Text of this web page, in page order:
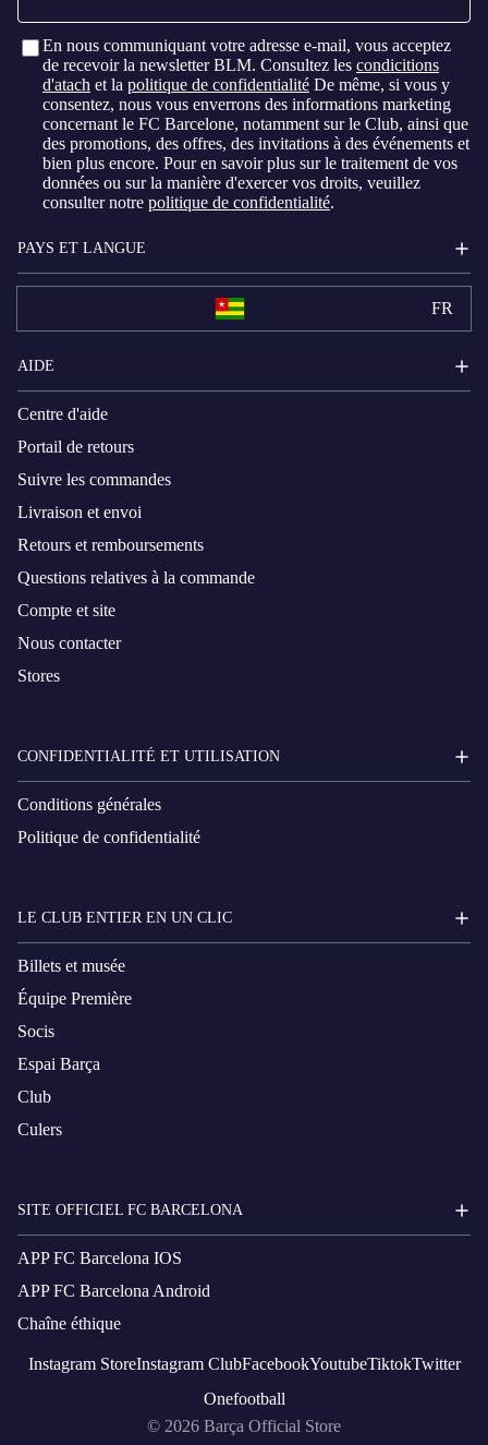
En nous communiquant votre adresse e-mail, vous acceptez
de recevoir la newsletter BLM. Consultez les condicitions
d'atach et la politique de confidentialité De même, si vous y
consentez, nous vous enverrons des informations marketing
concernant le FC Barcelone, notamment sur le Club, ainsi que
des promotions, des offres, des invitations à des événements et
bien plus encore. Pour en savoir plus sur le traitement de vos
données ou sur la manière d'exercer vos droits, veuillez
consulter notre politique de confidentialité.
PAYS ET LANGUE
FR
AIDE
Centre d'aide
Portail de retours
Suivre les commandes
Livraison et envoi
Retours et remboursements
Questions relatives à la commande
Compte et site
Nous contacter
Stores
CONFIDENTIALITÉ ET UTILISATION
Conditions générales
Politique de confidentialité
LE CLUB ENTIER EN UN CLIC
Billets et musée
Équipe Première
Socis
Espai Barça
Club
Culers
SITE OFFICIEL FC BARCELONA
APP FC Barcelona IOS
APP FC Barcelona Android
Chaîne éthique
Instagram StoreInstagram ClubFacebookYoutubeTiktokTwitter
Onefootball
© 2026 Barça Official Store